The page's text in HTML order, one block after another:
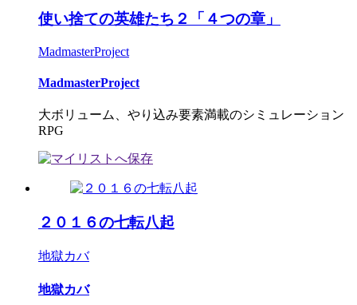
使い捨ての英雄たち２「４つの章」
MadmasterProject
MadmasterProject
大ボリューム、やり込み要素満載のシミュレーション
RPG
２０１６の七転八起
地獄カバ
地獄カバ